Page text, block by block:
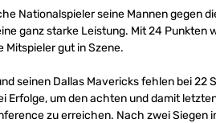
Nationalspieler seine Mannen gegen
ganz starke Leistung. Mit 24
Mitspieler gut in Szene.
seinen Dallas Mavericks fehlen bei 22
Erfolge, um den achten und damit
zu erreichen. Nach zwei Siegen